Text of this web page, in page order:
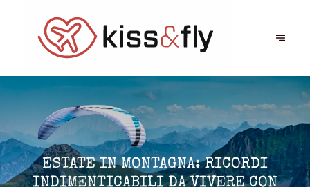
ESTATE IN MONTAGNA: RICORDI
INDIMENTICABILI DA VIVERE CON